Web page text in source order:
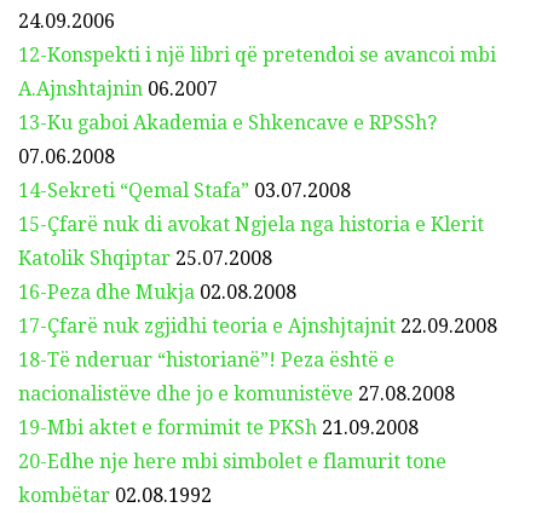
24.09.2006
12-Konspekti i një libri që pretendoi se avancoi mbi
A.Ajnshtajnin 06.2007
13-Ku gaboi Akademia e Shkencave e RPSSh?
07.06.2008
14-Sekreti “Qemal Stafa” 03.07.2008
15-Çfarë nuk di avokat Ngjela nga historia e Klerit
Katolik Shqiptar 25.07.2008
16-Peza dhe Mukja 02.08.2008
17-Çfarë nuk zgjidhi teoria e Ajnshjtajnit 22.09.2008
18-Të nderuar “historianë”! Peza është e
nacionalistëve dhe jo e komunistëve 27.08.2008
19-Mbi aktet e formimit te PKSh 21.09.2008
20-Edhe nje here mbi simbolet e flamurit tone
kombëtar 02.08.1992